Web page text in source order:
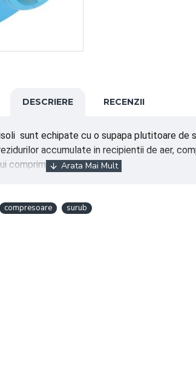
DESCRIERE RECENZII
sunt echipate cu o supapa plutitoare de
accumulate in recipientii de aer,
comprimat.
compresoare surub